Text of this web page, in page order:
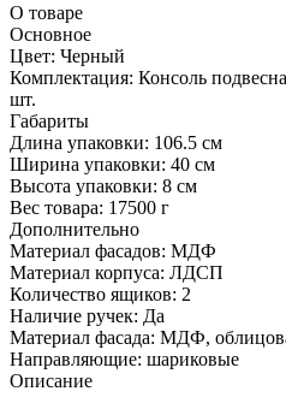
О товаре
Основное
Цвет: Черный
Комплектация: Консоль
шт.
Габариты
Длина упаковки: 106.5 см
Ширина упаковки: 40 см
Высота упаковки: 8 см
Вес товара: 17500 г
Дополнительно
Материал фасадов: МДФ
Материал корпуса: ЛДСП
Количество ящиков: 2
Наличие ручек: Да
Материал фасада: МДФ,
Направляющие: шариковые
Описание